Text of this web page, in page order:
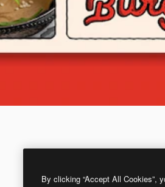
By clicking “Accept All Cookies”,